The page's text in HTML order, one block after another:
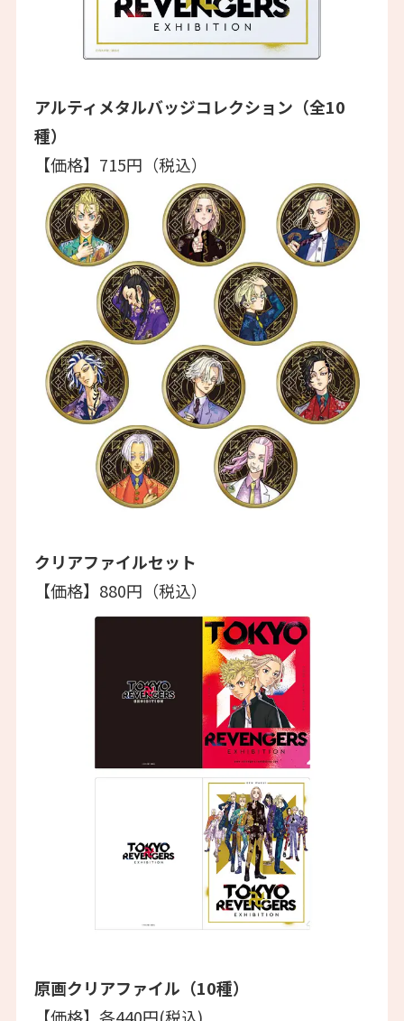
アルティメタルバッジコレクション（全10
種）
【価格】715円（税込）
クリアファイルセット
【価格】880円（税込）
原画クリアファイル（10種）